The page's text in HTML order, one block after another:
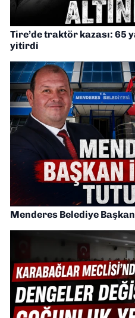
Tire’de traktör kazası: 65
yitirdi
Menderes Belediye